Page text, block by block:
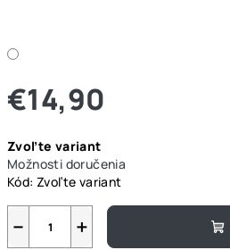
€14,90
cena:
Zvoľte variant
Možnosti doručenia
Kód: Zvoľte variant
+
−